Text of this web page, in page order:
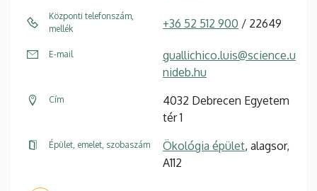
Központi telefonszám,
mellék
+36 52 512 900 / 22649
E-mail
guallichico.luis@science.u
nideb.hu
Cím
4032 Debrecen Egyetem
tér 1
Épület, emelet, szobaszám Ökológia épület, alagsor,
A112